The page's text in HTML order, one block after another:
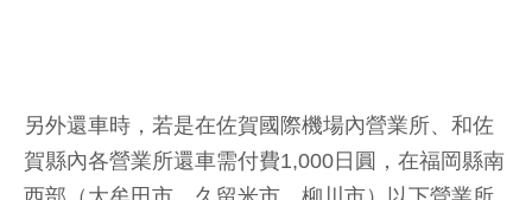
另外還車時，若是在佐賀國際機場內營業所、和佐
賀縣內各營業所還車需付費1,000日圓，在福岡縣南